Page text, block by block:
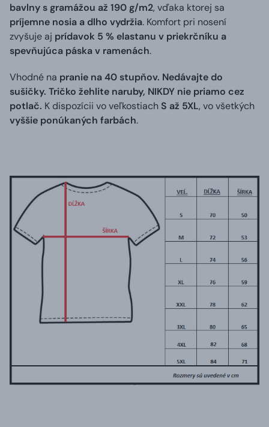
bavlny s gramážou až 190 g/m2, vďaka ktorej sa
príjemne nosia a dlho vydržia. Komfort pri nosení
zvyšuje aj prídavok 5 % elastanu v priekrčníku a
spevňujúca páska v ramenách.
Vhodné na pranie na 40 stupňov. Nedávajte do
sušičky. Tričko žehlite naruby, NIKDY nie priamo cez
potlač. K dispozícii vo veľkostiach S až 5XL, vo všetkých
vyššie ponúkaných farbách.